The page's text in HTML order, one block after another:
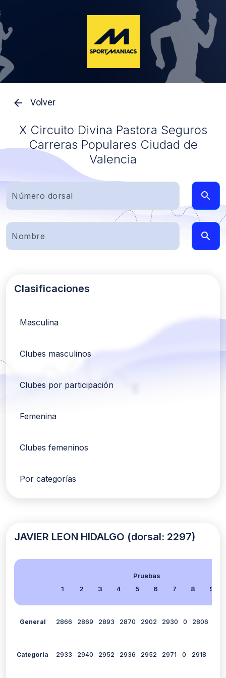
Volver
X Circuito Divina Pastora Seguros
Carreras Populares Ciudad de
Valencia
Clasificaciones
Masculina
Clubes masculinos
Clubes por participación
Femenina
Clubes femeninos
Por categorías
JAVIER LEON HIDALGO (dorsal: 2297)
Pruebas
1
2 3 4 5 6 7 8 9
General 2866 2869 2893 2870 2902 2930 0 2806
Categoría 2933 2940 2952 2936 2952 2971 0 2918